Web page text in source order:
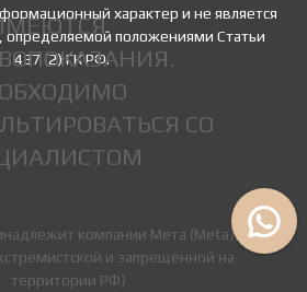
характер и не является
определяемой положениями Статьи
437 (2) ГК РФ.
компании Мета (Meta),
и запрещённой на
территории РФ)
СО